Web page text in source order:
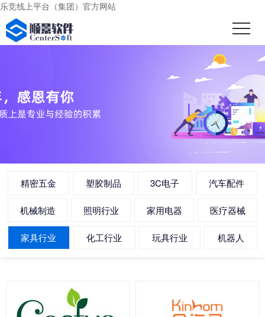
乐竞线上平台（集团）官方网站
精密五金 塑胶制品 3C电子 汽车配件
机械制造 照明行业 家用电器 医疗器械
家具行业 化工行业 玩具行业 机器人